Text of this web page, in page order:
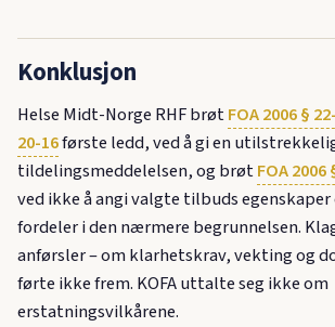
Konklusjon
Helse Midt-Norge RHF brøtFOA 2006 §
20-16første ledd, ved å gi en
tildelingsmeddelelsen, og brøtFOA 2006
ved ikke å angi valgte tilbuds
fordeler i den nærmere begrunnelsen.
anførsler – om klarhetskrav, vekting og
førte ikke frem. KOFA uttalte seg ikke om
erstatningsvilkårene.